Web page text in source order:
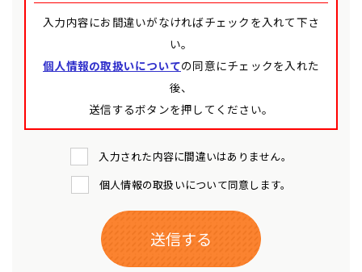
入力内容にお間違いがなければチェックを入れて下さ
い。
個人情報の取扱いについての同意にチェックを入れた
後、
送信するボタンを押してください。
入力された内容に間違いはありません。
個人情報の取扱いについて同意します。